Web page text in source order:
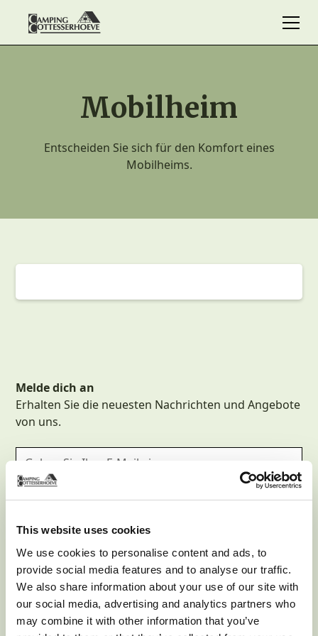
This website uses cookies
We use cookies to personalise content and ads, to
provide social media features and to analyse our traffic.
We also share information about your use of our site with
our social media, advertising and analytics partners who
may combine it with other information that you’ve
Mobilheim
Entscheiden Sie sich für den Komfort eines
Mobilheims.
Melde dich an
Erhalten Sie die neuesten Nachrichten und Angebote
von uns.
Mit Ihrer Anmeldung stimmen Sie unseren Datenschutzbestimmungen